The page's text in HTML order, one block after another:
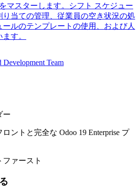
マスターします。シフト スケジュー
り当ての管理、従業員の空き状況の処
ルのテンプレートの使用、および人
す。
Development Team
ー
ントと完全な Odoo 19 Enterprise プ
ァースト